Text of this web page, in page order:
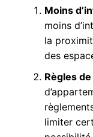
Moins
moins
la
des
Règles
limiter